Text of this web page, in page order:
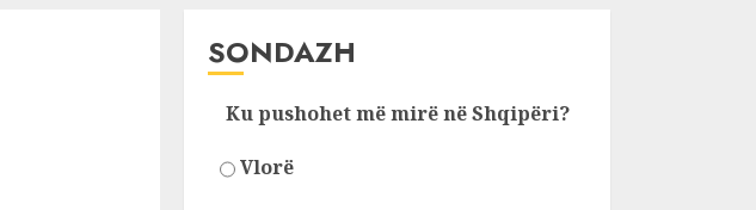
SONDAZH
Ku pushohet më mirë në Shqipëri?
Vlorë